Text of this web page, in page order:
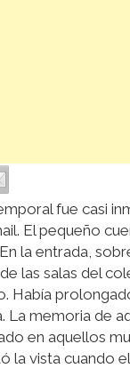
fue casi
El pequeño
la entrada,
las salas del
Había
La memoria de
en aquellos
la vista cuando